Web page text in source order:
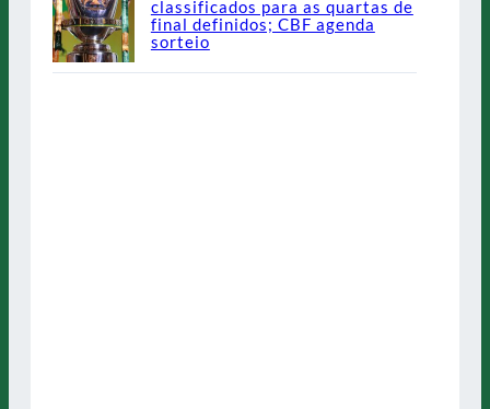
classificados para as quartas de
final definidos; CBF agenda
sorteio